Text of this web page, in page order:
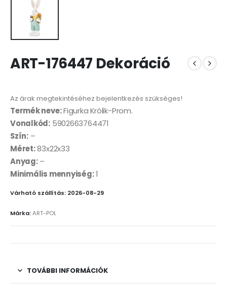
ART-176447 Dekoráció
Az árak megtekintéséhez bejelentkezés szükséges!
Termék neve:Figurka Królik-Prom.
Vonalkód: 5902663764471
Szín:–
Méret:83x22x33
Anyag:–
Minimális mennyiség:1
Várható szállítás: 2026-08-29
Márka:ART-POL
TOVÁBBI INFORMÁCIÓK